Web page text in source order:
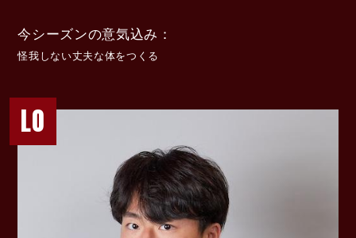
今シーズンの意気込み
怪我しない丈夫な体をつくる
LO